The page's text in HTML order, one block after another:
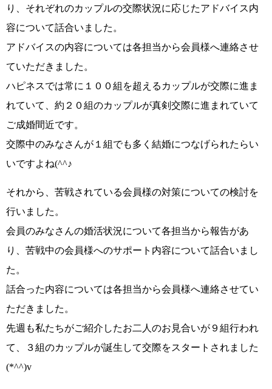
り、 それぞれのカップルの交際状況に応じたアドバイス内
容について話合いました。
アドバイスの内容については各担当から会員様へ連絡させ
ていただきました。
ハピネスでは常に １００組を超えるカップルが交際に進ま
れていて、 約２０組のカップルが真剣交際に進まれていて
ご成婚間近です。
交際中のみなさんが １組でも多く結婚につなげられたらい
いですよね(^^♪
それから、 苦戦されている会員様の対策についての検討を
行いました。
会員のみなさんの婚活状況について各担当から報告があ
り、 苦戦中の会員様へのサポート内容について話合いまし
た。
話合った内容については各担当から会員様へ連絡させてい
ただきました。
先週も私たちがご紹介したお二人のお見合いが９組行われ
て、
３組のカップルが誕生して交際をスタート されました
(*^^)v